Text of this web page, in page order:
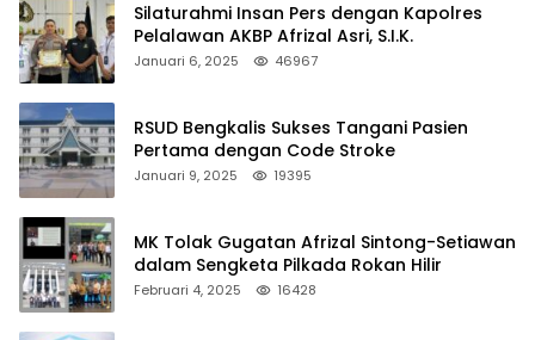
Silaturahmi Insan Pers dengan Kapolres
Pelalawan AKBP Afrizal Asri, S.I.K.
Januari 6, 2025 46967
RSUD Bengkalis Sukses Tangani Pasien
Pertama dengan Code Stroke
Januari 9, 2025 19395
MK Tolak Gugatan Afrizal Sintong-Setiawan
dalam Sengketa Pilkada Rokan Hilir
Februari 4, 2025 16428